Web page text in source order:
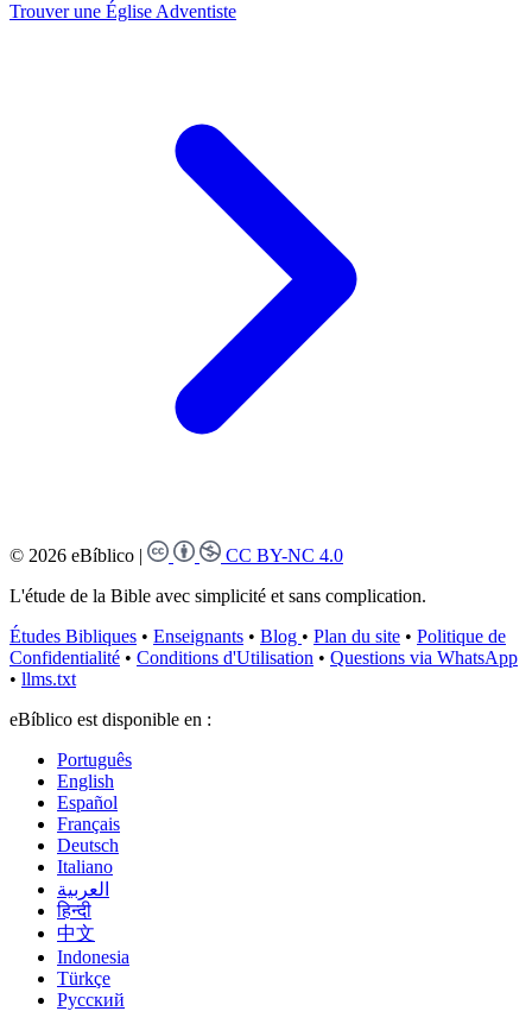
Trouver une Église Adventiste
© 2026 eBíblico |
CC BY-NC 4.0
L'étude de la Bible avec simplicité et sans complication.
Études Bibliques • Enseignants • Blog • Plan du site • Politique de
Confidentialité • Conditions d'Utilisation • Questions via WhatsApp
• llms.txt
eBíblico est disponible en :
Português
English
Español
Français
Deutsch
Italiano
العربية
हिन्दी
中文
Indonesia
Türkçe
Русский